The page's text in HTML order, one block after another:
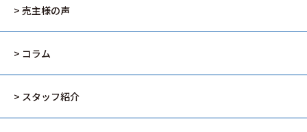
> 売主様の声
> コラム
> スタッフ紹介